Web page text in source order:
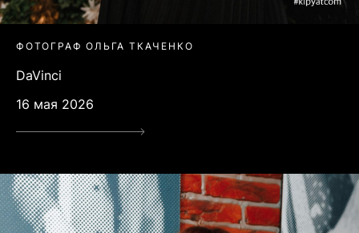
ФОТОГРАФ ОЛЬГА ТКАЧЕНКО
DaVinci
16 мая 2026